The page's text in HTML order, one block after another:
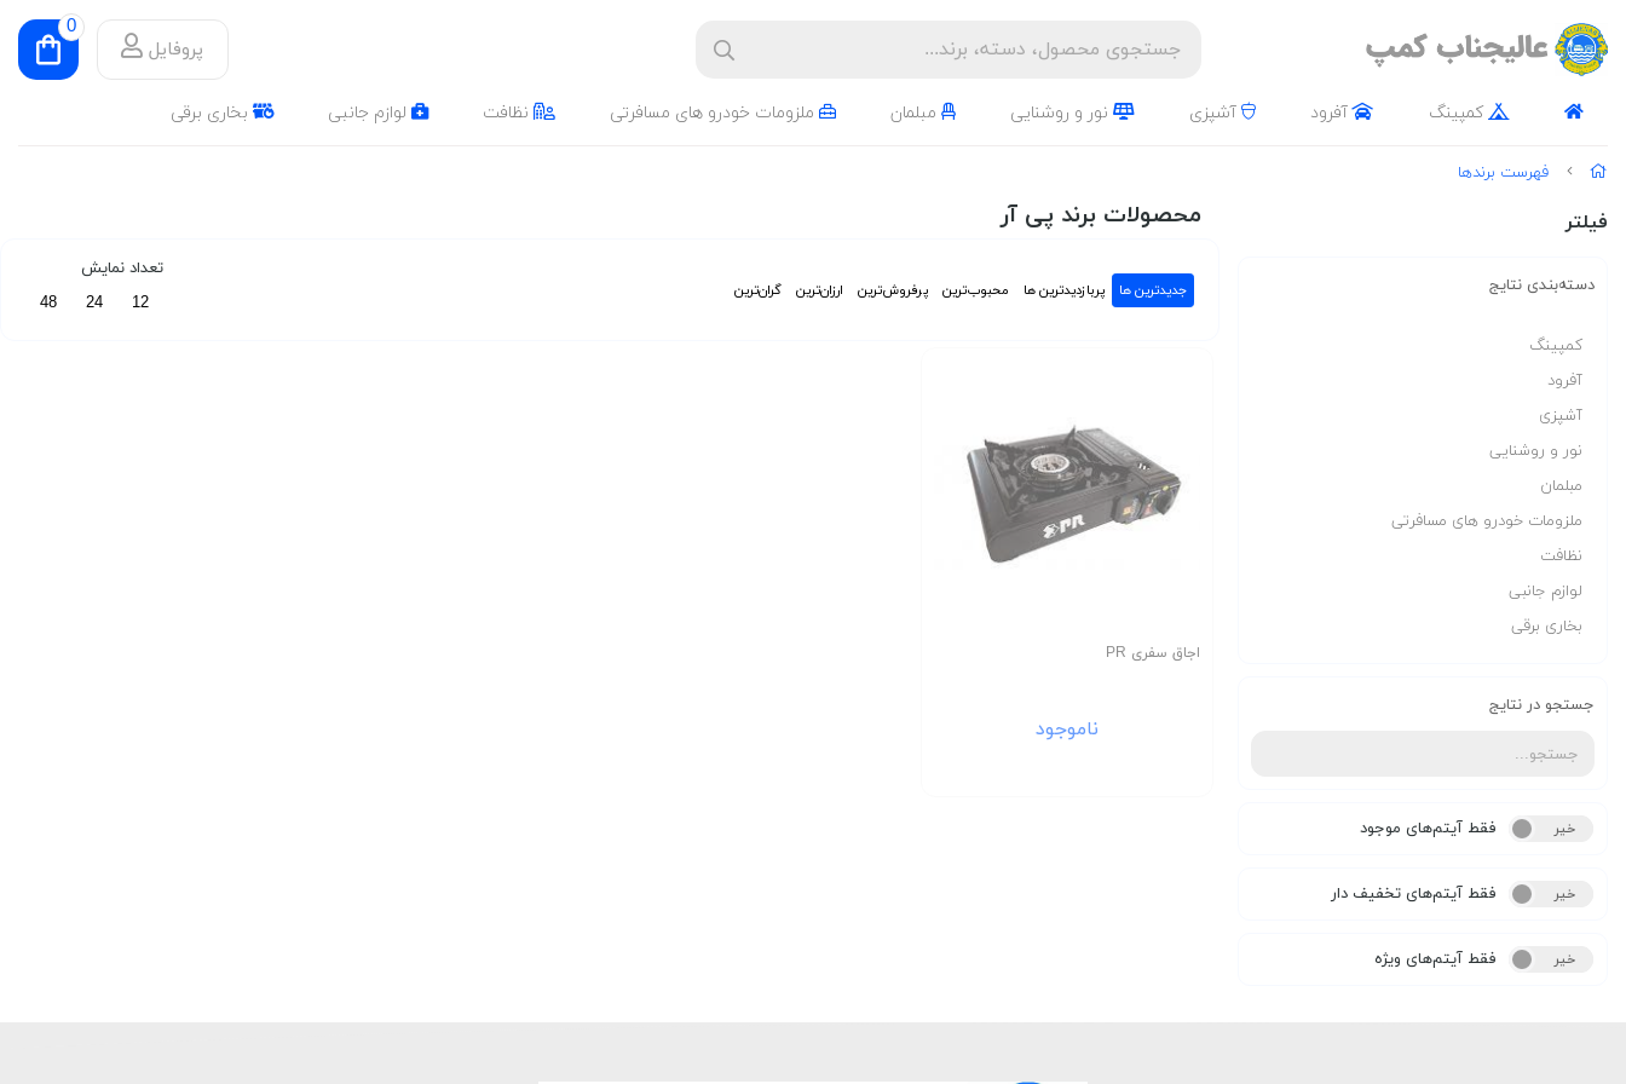
پروفایل
0
کمپینگ آفرود آشپزی نور و روشنایی مبلمان ملزومات خودرو های مسافرتی نظافت لوازم جانبی بخاری برقی
فهرست برندها
فیلتر
دسته‌بندی نتایج
کمپینگ
آفرود
آشپزی
نور و روشنایی
مبلمان
ملزومات خودرو های مسافرتی
نظافت
لوازم جانبی
بخاری برقی
جستجو در نتایج
بله خیر فقط آیتم‌های موجود
بله خیر فقط آیتم‌های تخفیف دار
بله خیر فقط آیتم‌های ویژه
محصولات برند پی آر
جدیدترین ها پربازدیدترین ها محبوب‌‌ترین پرفروش‌ترین ارزان‌ترین گران‌ترین
تعداد نمایش
12
24
48
اجاق سفری PR
ناموجود